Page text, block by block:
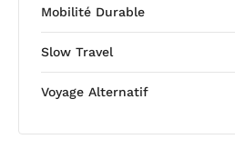
Mobilité Durable
Slow Travel
Voyage Alternatif